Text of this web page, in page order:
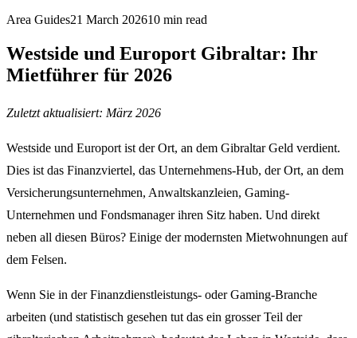
Area Guides21 March 202610 min read
Westside und Europort Gibraltar: Ihr
Mietführer für 2026
Zuletzt aktualisiert: März 2026
Westside und Europort ist der Ort, an dem Gibraltar Geld verdient.
Dies ist das Finanzviertel, das Unternehmens-Hub, der Ort, an dem
Versicherungsunternehmen, Anwaltskanzleien, Gaming-
Unternehmen und Fondsmanager ihren Sitz haben. Und direkt
neben all diesen Büros? Einige der modernsten Mietwohnungen auf
dem Felsen.
Wenn Sie in der Finanzdienstleistungs- oder Gaming-Branche
arbeiten (und statistisch gesehen tut das ein grosser Teil der